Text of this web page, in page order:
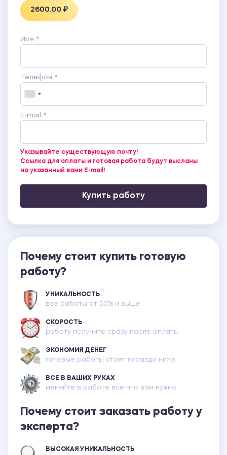
2600.00 ₽
Имя *
Телефон *
E-mail *
Указывайте существующую почту!
Ссылка для оплаты и готовая работа будут высланы
на указанный вами E-mail!
Купить работу
Почему стоит купить готовую
работу?
УНИКАЛЬНОСТЬ
все работы от 50% и выше
СКОРОСТЬ
работу получите сразу после оплаты
ЭКОНОМИЯ ДЕНЕГ
готовые работы стоят гораздо ниже
ВСЕ В ВАШИХ РУКАХ
меняйте в работе всё что вам нужно
Почему стоит заказать работу у
эксперта?
ВЫСОКАЯ УНИКАЛЬНОСТЬ